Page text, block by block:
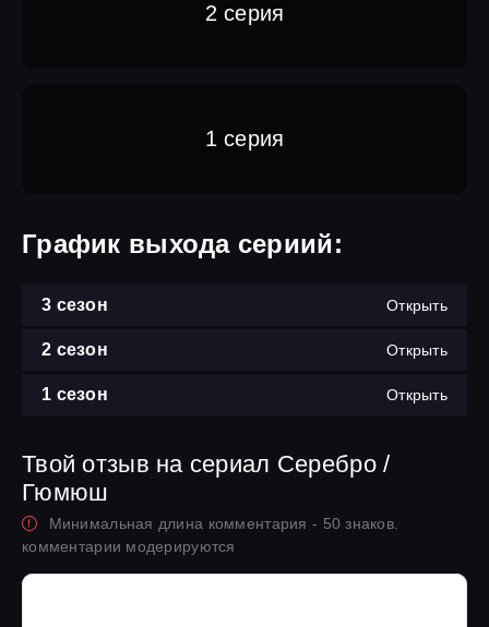
2 серия
1 серия
График выхода сериий:
3 сезон Открыть
2 сезон Открыть
1 сезон Открыть
Твой отзыв на сериал Серебро /
Гюмюш
Минимальная длина комментария - 50 знаков.
комментарии модерируются